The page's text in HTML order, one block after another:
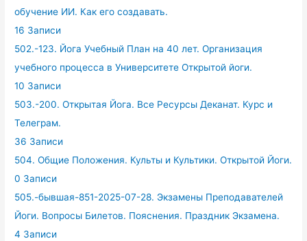
обучение ИИ. Как его создавать.
16 Записи
502.-123. Йога Учебный План на 40 лет. Организация
учебного процесса в Университете Открытой йоги.
10 Записи
503.-200. Открытая Йога. Все Ресурсы Деканат. Курс и
Телеграм.
36 Записи
504. Общие Положения. Культы и Культики. Открытой Йоги.
0 Записи
505.-бывшая-851-2025-07-28. Экзамены Преподавателей
Йоги. Вопросы Билетов. Пояснения. Праздник Экзамена.
4 Записи